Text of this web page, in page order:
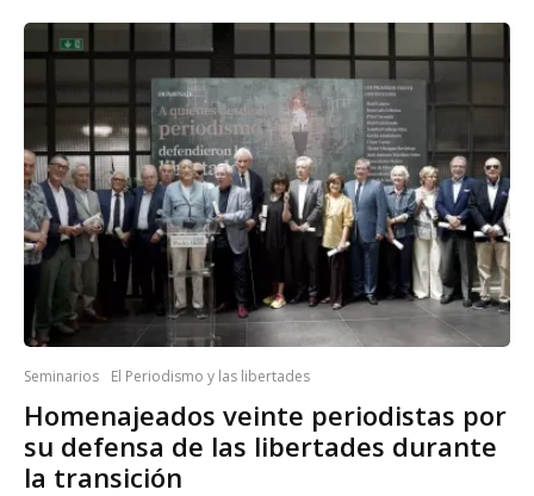
Seminarios El Periodismo y las libertades
Homenajeados veinte periodistas por
su defensa de las libertades durante
la transición